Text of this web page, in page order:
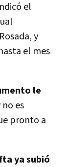
el
y
el mes
le
no es
pronto a
ya subió